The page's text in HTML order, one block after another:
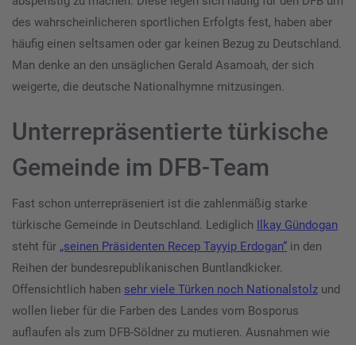
des wahrscheinlicheren sportlichen Erfolgts fest, haben aber
häufig einen seltsamen oder gar keinen Bezug zu Deutschland.
Man denke an den unsäglichen Gerald Asamoah, der sich
weigerte, die deutsche Nationalhymne mitzusingen.
Unterrepräsentierte türkische
Gemeinde im DFB-Team
Fast schon unterrepräseniert ist die zahlenmäßig starke
türkische Gemeinde in Deutschland. Lediglich Ilkay Gündogan
steht für „seinen Präsidenten Recep Tayyip Erdogan“ in den
Reihen der bundesrepublikanischen Buntlandkicker.
Offensichtlich haben sehr viele Türken noch Nationalstolz und
wollen lieber für die Farben des Landes vom Bosporus
auflaufen als zum DFB-Söldner zu mutieren. Ausnahmen wie